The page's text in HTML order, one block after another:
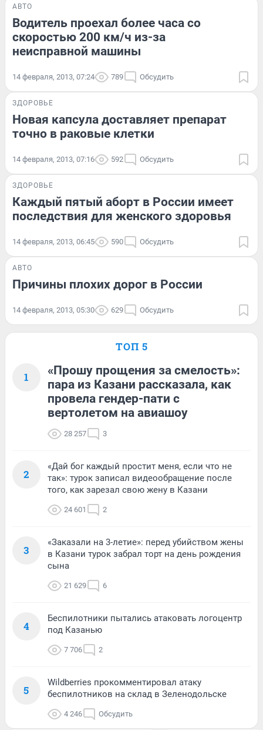
АВТО
Водитель проехал более часа со
скоростью 200 км/ч из-за
неисправной машины
14 февраля, 2013, 07:24 789 Обсудить
ЗДОРОВЬЕ
Новая капсула доставляет препарат
точно в раковые клетки
14 февраля, 2013, 07:16 592 Обсудить
ЗДОРОВЬЕ
Каждый пятый аборт в России имеет
последствия для женского здоровья
14 февраля, 2013, 06:45 590 Обсудить
АВТО
Причины плохих дорог в России
14 февраля, 2013, 05:30 629 Обсудить
ТОП 5
1
«Прошу прощения за смелость»:
пара из Казани рассказала, как
провела гендер-пати с
вертолетом на авиашоу
28 257 3
2
«Дай бог каждый простит меня, если что не
так»: турок записал видеообращение после
того, как зарезал свою жену в Казани
24 601 2
3
«Заказали на 3-летие»: перед убийством жены
в Казани турок забрал торт на день рождения
сына
21 629 6
4
Беспилотники пытались атаковать логоцентр
под Казанью
7 706 2
5
Wildberries прокомментировал атаку
беспилотников на склад в Зеленодольске
4 246 Обсудить